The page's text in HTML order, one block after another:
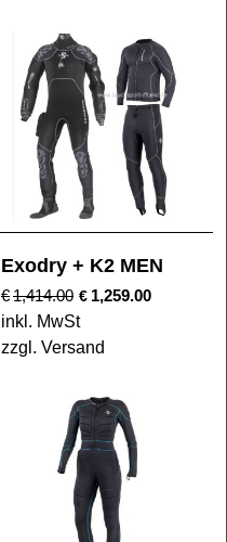
Exodry + K2 MEN
€1,414.00 € 1,259.00
inkl. MwSt
zzgl. Versand